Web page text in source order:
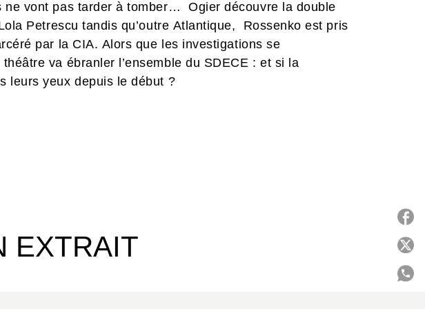
ne vont pas tarder à tomber… Ogier découvre la double
Petrescu tandis qu’outre Atlantique, Rossenko est pris
par la CIA. Alors que les investigations se
va ébranler l’ensemble du SDECE : et si la
leurs yeux depuis le début ?
EXTRAIT